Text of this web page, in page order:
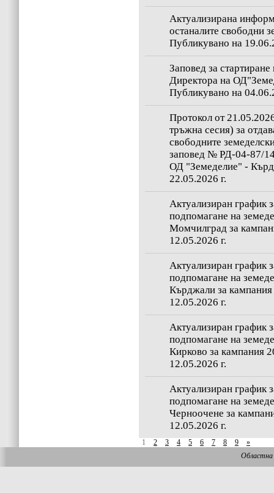
Актуализирана
останалите свободни
Публикувано на
Заповед за
Директора на
Публикувано на
Протокол от
тръжна сесия) за
свободните
заповед № РД-04-87/
ОД "Земеделие" -
22.05.2026 г.
Актуализиран график
подпомагане на
Момчилград за
12.05.2026 г.
Актуализиран график
подпомагане на
Кърджали за
12.05.2026 г.
Актуализиран график
подпомагане на
Кирково за кампания
12.05.2026 г.
Актуализиран график
подпомагане на
Черноочене за
12.05.2026 г.
1 2 3 4 5 6 7 8 9
»
Областна